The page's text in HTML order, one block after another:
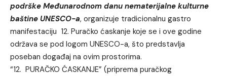
podrške Međunarodnom danu nematerijalne kulturne
baštine UNESCO-a, organizuje tradicionalnu gastro
manifestaciju 12. Puračko ćaskanje koje se i ove godine
održava se pod logom UNESCO-a, što predstavlja
poseban događaj na ovim prostorima.
“12. PURAČKO ĆASKANJE” (priprema puračkog